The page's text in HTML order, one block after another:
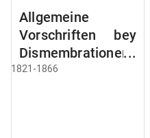
Allgemeine
Vorschriften bey
Dismembrationen
Domainen-
1821-1866